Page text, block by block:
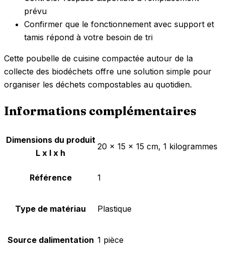
prévu
Confirmer que le fonctionnement avec support et
tamis répond à votre besoin de tri
Cette poubelle de cuisine compactée autour de la
collecte des biodéchets offre une solution simple pour
organiser les déchets compostables au quotidien.
Informations complémentaires
Dimensions du produit
L x l x h
‎20 x 15 x 15 cm, 1 kilogrammes
Référence ‎1
Type de matériau ‎Plastique
Source dalimentation ‎1 pièce